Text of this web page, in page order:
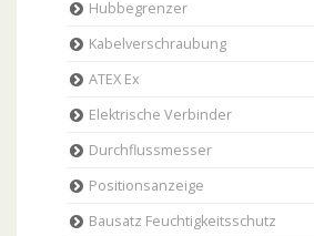
Hubbegrenzer
Kabelverschraubung
ATEX Ex
Elektrische Verbinder
Durchflussmesser
Positionsanzeige
Bausatz Feuchtigkeitsschutz